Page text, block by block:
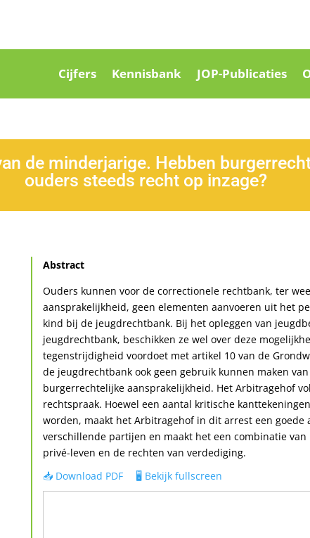
Cijfers Kennisbank JOP-Publicaties
de minderjarige. Hebben
ouders steeds recht op inzage?
Abstract
Ouders kunnen voor de correctionele rechtbank, ter
aansprakelijkheid, geen elementen aanvoeren uit het
kind bij de jeugdrechtbank. Bij het opleggen van
jeugdrechtbank, beschikken ze wel over deze
tegenstrijdigheid voordoet met artikel 10 van de
de jeugdrechtbank ook geen gebruik kunnen maken
burgerrechtelijke aansprakelijkheid. Het Arbitragehof
rechtspraak. Hoewel een aantal kritische
worden, maakt het Arbitragehof in dit arrest een goede
verschillende partijen en maakt het een combinatie
privé-leven en de rechten van verdediging.
📥 Download PDF
🖥️ Bekijk fullscreen